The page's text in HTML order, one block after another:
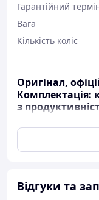
Гарантійний
Вага
Кількість коліс
Оригінал,
Комплектація:
з
ресивер 50 л,
Відгуки та